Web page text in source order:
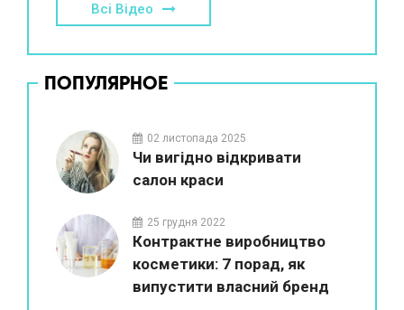
Всі Відео
ПОПУЛЯРНОЕ
02 листопада 2025
Чи вигідно відкривати
салон краси
25 грудня 2022
Контрактне виробництво
косметики: 7 порад, як
випустити власний бренд